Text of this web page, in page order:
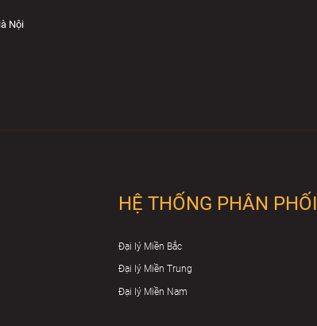
Nội
HỆ THỐNG PHÂN PHỐI
Đại lý Miền Bắc
Đại lý Miền Trung
Đại lý Miền Nam